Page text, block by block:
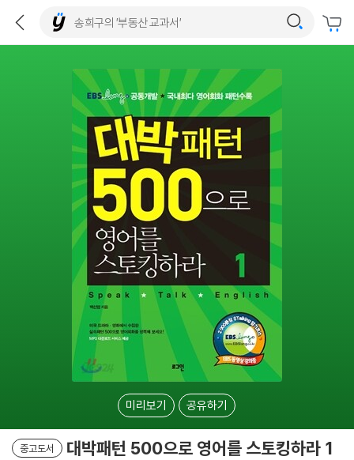
미리보기 공유하기
중고도서 대박패턴 500으로 영어를 스토킹하라 1